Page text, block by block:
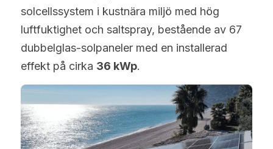
solcellssystem i kustnära miljö med hög
luftfuktighet och saltspray, bestående av 67
dubbelglas-solpaneler med en installerad
effekt på cirka 36 kWp.